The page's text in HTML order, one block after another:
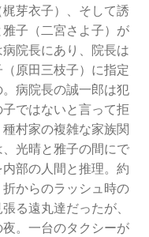
芽衣子）、そして誘
子（二宮さよ子）が
院長にあり、院長は
原田三枝子）に指定
病院長の誠一郎は犯
ではないと言って拒
村家の複雑な家族関
光晴と雅子の間にで
部の人間と推理。約
からのラッシュ時の
る遠丸達だったが、
。一台のタクシーが